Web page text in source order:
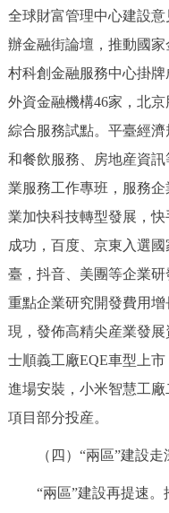
全球財富管理中心建設
辦金融街論壇，推動國
村科創金融服務中心掛
外資金融機構46家，北
綜合服務試點。平臺經
和餐飲服務、房地産資
業服務工作專班，服務
業加快科技轉型發展，
成功，百度、京東入選
臺，抖音、美團等企業
重點企業研究開發費用
現，發佈高精尖産業發
士順義工廠EQE車型上
進場安裝，小米智慧工
項目部分投産。
（四）“兩區”建設走
“兩區”建設再提速。